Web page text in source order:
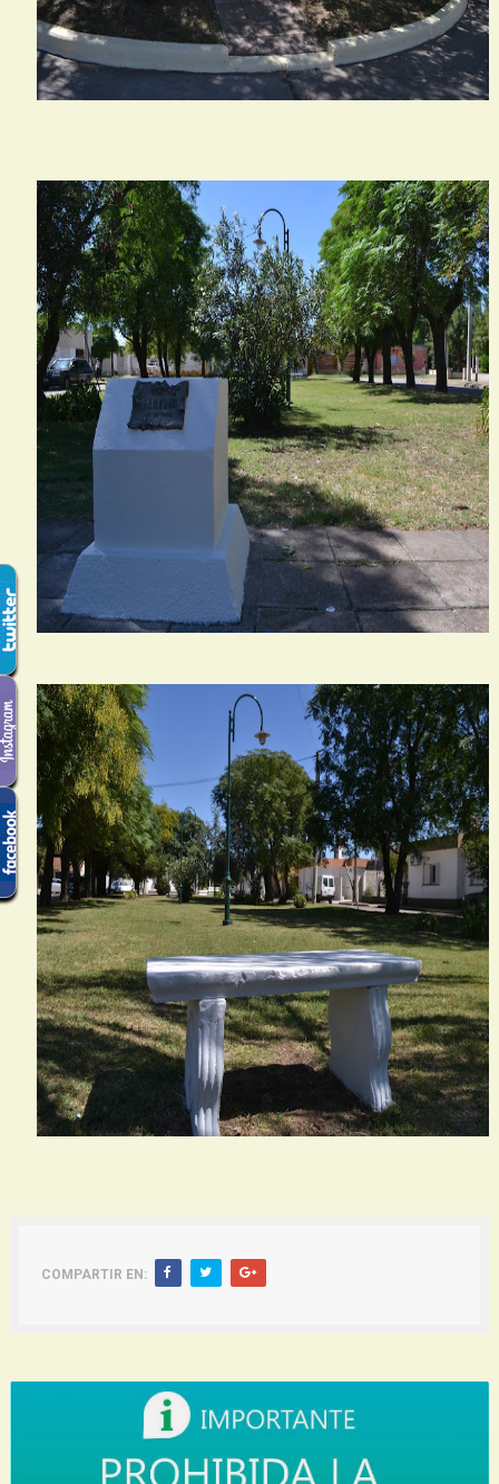
COMPARTIR EN: